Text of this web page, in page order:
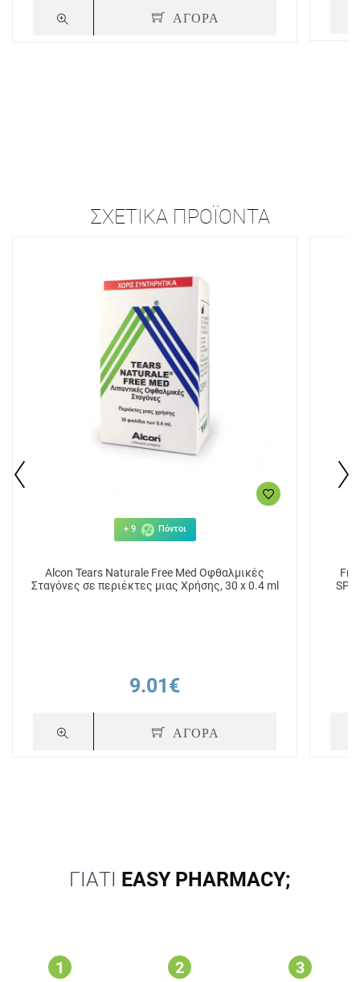
ΑΓΟΡΑ
ΣΧΕΤΙΚΆ ΠΡΟΪΌΝΤΑ
+ 9 Πόντοι
Alcon Tears Naturale Free Med Οφθαλμικές
Σταγόνες σε περιέκτες μιας Χρήσης, 30 x 0.4 ml
9.01€
ΑΓΟΡΑ
SPF50+
ΓΙΑΤΙ EASY PHARMACY;